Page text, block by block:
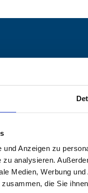
Anzeigen zu
analysieren.
Medien, Werbung
die Sie
– All rights reserved.